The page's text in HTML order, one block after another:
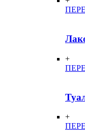
+
+